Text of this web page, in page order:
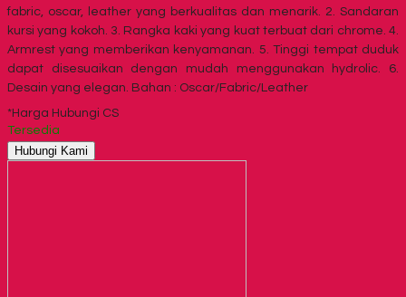
fabric, oscar, leather yang berkualitas dan menarik. 2. Sandaran
kursi yang kokoh. 3. Rangka kaki yang kuat terbuat dari chrome. 4.
Armrest yang memberikan kenyamanan. 5. Tinggi tempat duduk
dapat disesuaikan dengan mudah menggunakan hydrolic. 6.
Desain yang elegan. Bahan : Oscar/Fabric/Leather
*Harga Hubungi CS
Tersedia
Hubungi Kami